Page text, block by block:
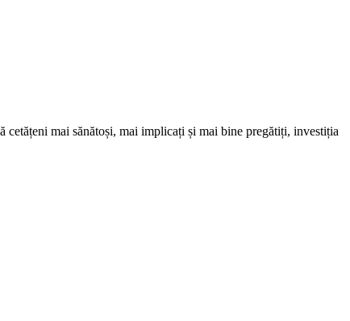
mai sănătoși, mai implicați și mai bine pregătiți, investiția